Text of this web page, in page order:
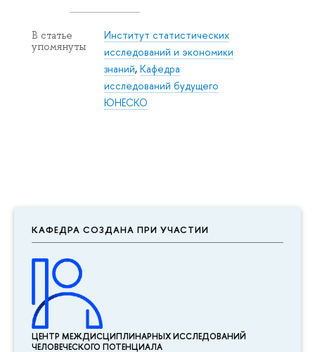
КАФЕДРА СОЗДАНА ПРИ УЧАСТИИ
ЦЕНТР МЕЖДИСЦИПЛИНАР­НЫХ ИССЛЕДОВАНИЙ
ЧЕЛОВЕЧЕСКОГО ПОТЕНЦИАЛА
В статье
упомянуты
Институт статистических
исследований и экономики
знаний,Кафедра
исследований будущего
ЮНЕСКО